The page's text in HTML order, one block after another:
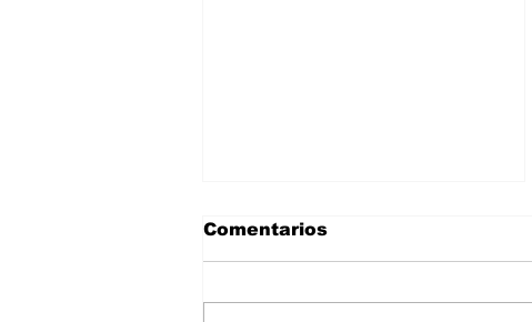
Comentarios